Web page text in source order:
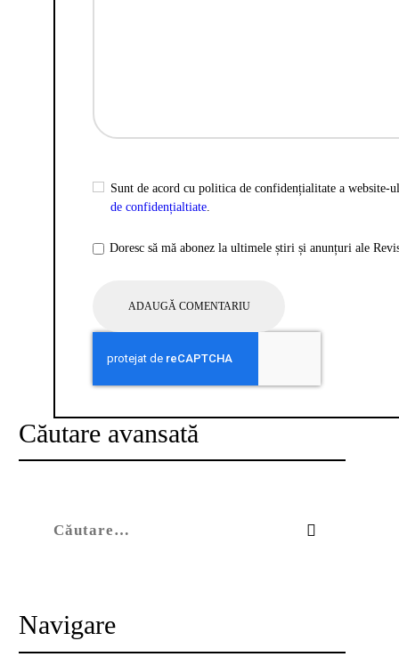
Sunt de acord cu politica de confidențialitate a
de confidențialtiate.
Doresc să mă abonez la ultimele știri și anunțuri ale
Căutare avansată
Navigare